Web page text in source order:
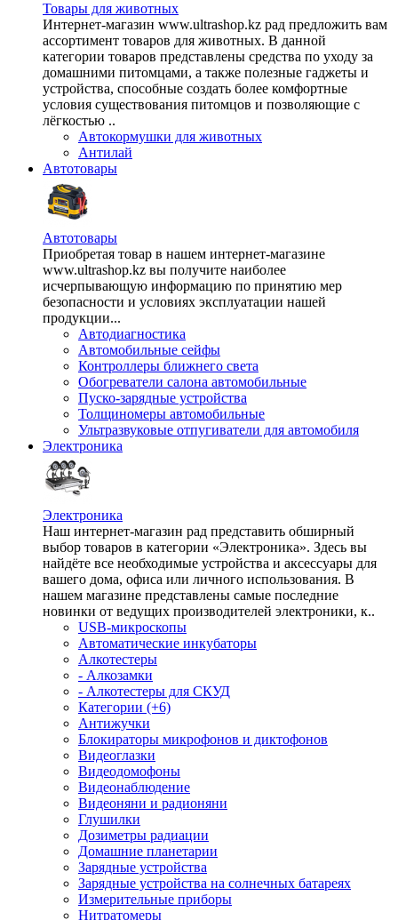
Товары для животных
Интернет-магазин www.ultrashop.kz рад предложить вам
ассортимент товаров для животных. В данной
категории товаров представлены средства по уходу за
домашними питомцами, а также полезные гаджеты и
устройства, способные создать более комфортные
условия существования питомцов и позволяющие с
лёгкостью ..
Автокормушки для животных
Антилай
Автотовары
Автотовары
Приобретая товар в нашем интернет-магазине
www.ultrashop.kz вы получите наиболее
исчерпывающую информацию по принятию мер
безопасности и условиях эксплуатации нашей
продукции...
Автодиагностика
Автомобильные сейфы
Контроллеры ближнего света
Обогреватели салона автомобильные
Пуско-зарядные устройства
Толщиномеры автомобильные
Ультразвуковые отпугиватели для автомобиля
Электроника
Электроника
Наш интернет-магазин рад представить обширный
выбор товаров в категории «Электроника». Здесь вы
найдёте все необходимые устройства и аксессуары для
вашего дома, офиса или личного использования. В
нашем магазине представлены самые последние
новинки от ведущих производителей электроники, к..
USB-микроскопы
Автоматические инкубаторы
Алкотестеры
- Алкозамки
- Алкотестеры для СКУД
Категории (+6)
Антижучки
Блокираторы микрофонов и диктофонов
Видеоглазки
Видеодомофоны
Видеонаблюдение
Видеоняни и радионяни
Глушилки
Дозиметры радиации
Домашние планетарии
Зарядные устройства
Зарядные устройства на солнечных батареях
Измерительные приборы
Нитратомеры